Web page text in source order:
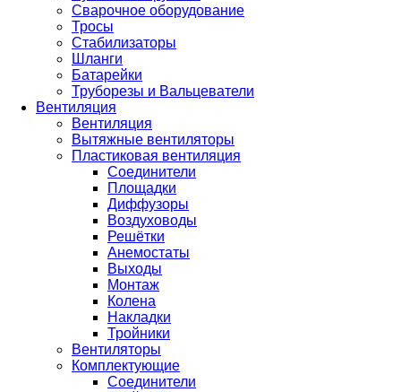
Сварочное оборудование
Тросы
Стабилизаторы
Шланги
Батарейки
Труборезы и Вальцеватели
Вентиляция
Вентиляция
Вытяжные вентиляторы
Пластиковая вентиляция
Соединители
Площадки
Диффузоры
Воздуховоды
Решётки
Анемостаты
Выходы
Монтаж
Колена
Накладки
Тройники
Вентиляторы
Комплектующие
Соединители